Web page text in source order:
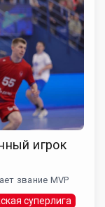
игрок
звание MVP
суперлига